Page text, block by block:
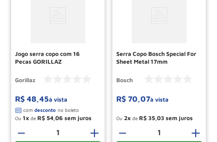
Jogo serra copo com 16
Pecas GORILLAZ
Gorillaz
R$ 48 45à vista
Ou 1 de R$ 54 06
＋
－
Serra Copo Bosch Special For
Sheet Metal 17mm
Bosch
R$ 70 07à vista
Ou 2 de R$ 35 03
＋
－